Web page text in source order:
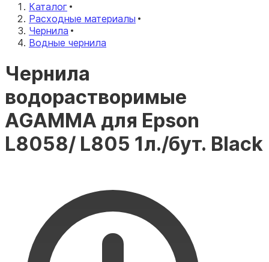
Каталог
Расходные материалы
Чернила
Водные чернила
Чернила
водорастворимые
AGAMMA для Epson
L8058/ L805 1л./бут. Black